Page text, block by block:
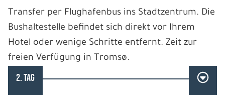
Transfer per Flughafenbus ins Stadtzentrum. Die
Bushaltestelle befindet sich direkt vor Ihrem
Hotel oder wenige Schritte entfernt. Zeit zur
freien Verfügung in Tromsø.
2. TAG